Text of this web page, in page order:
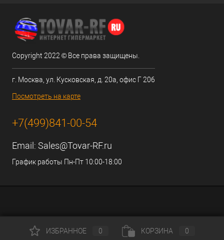
Copyright 2022 © Все права защищены.
г. Москва, ул. Кусковская, д. 20а, офис Г 206
Посмотреть на карте
+7(499)841-00-54
Email: Sales@Tovar-RF.ru
График работы Пн-Пт 10:00-18:00
ИЗБРАННОЕ 0 КОРЗИНА 0